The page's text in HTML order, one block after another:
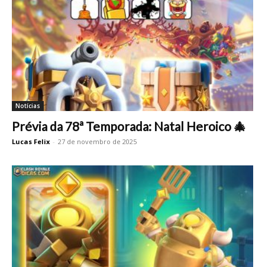
Notícias
Prévia da 78ª Temporada: Natal Heroico 🎄
Lucas Felix - 27 de novembro de 2025